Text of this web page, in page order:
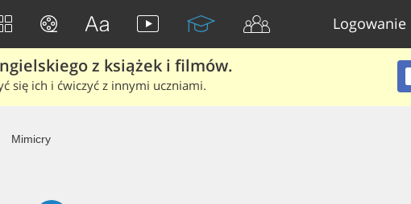
Logowanie
z książek i filmów.
się ich i ćwiczyć z innymi uczniami.
Mimicry